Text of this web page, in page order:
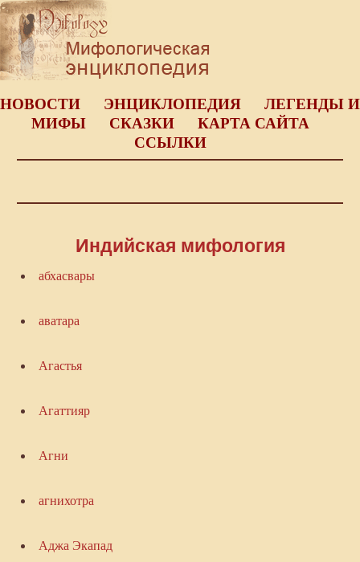
НОВОСТИ ЭНЦИКЛОПЕДИЯ
ЛЕГЕНДЫ И
МИФЫ
СКАЗКИ
КАРТА САЙТА
ССЫЛКИ
Индийская мифология
абхасвары
аватара
Агастья
Агаттияр
Агни
агнихотра
Аджа Экапад